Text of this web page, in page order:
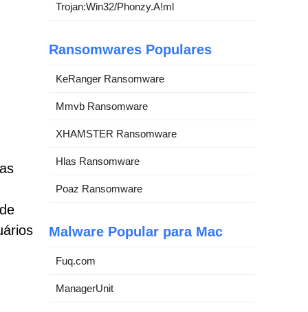
Trojan:Win32/Phonzy.A!ml
Ransomwares Populares
KeRanger Ransomware
Mmvb Ransomware
XHAMSTER Ransomware
Hlas Ransomware
Poaz Ransomware
Malware Popular para Mac
Fuq.com
ManagerUnit